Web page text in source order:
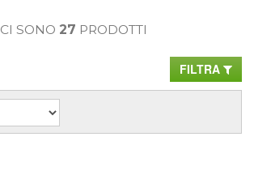
CI SONO 27 PRODOTTI
FILTRA